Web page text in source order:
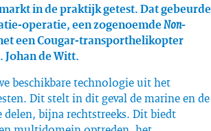
in de praktijk getest. Dat gebeurde
operatie, een zogenoemdeNon-
een Cougar-transporthelikopter
Johan de Witt.
beschikbare technologie uit het
Dit stelt in dit geval de marine en de
delen, bijna rechtstreeks. Dit biedt